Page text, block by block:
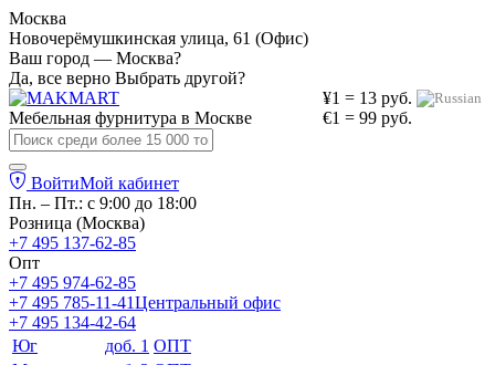
Москва
Новочерёмушкинская улица, 61 (Офис)
Ваш город — Москва?
Да, все верно Выбрать другой?
¥1 = 13 руб.
€1 = 99 руб.
Мебельная фурнитура в Москве
ВойтиМой кабинет
Пн. – Пт.: с 9:00 до 18:00
Розница (Москва)
+7 495 137-62-85
Опт
+7 495 974-62-85
+7 495 785-11-41Центральный офис
+7 495 134-42-64
Юг
доб. 1 ОПТ